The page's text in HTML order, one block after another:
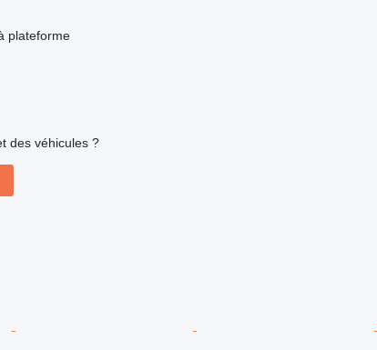
plateforme
des véhicules ?